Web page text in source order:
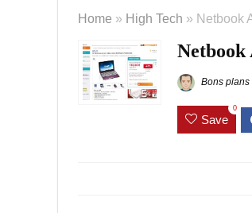
Home » High Tech » Netbook
Netbook
Bons plans
Save
0